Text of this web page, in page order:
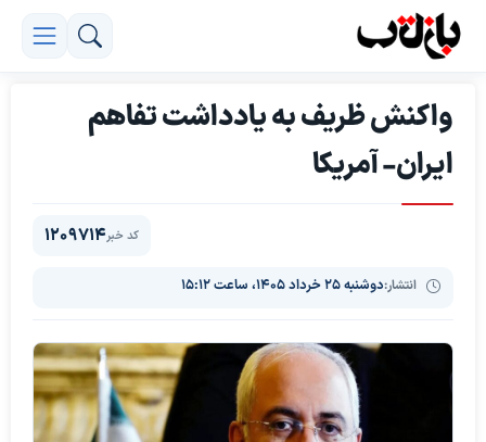
واکنش ظریف به یادداشت تفاهم
ایران- آمریکا
انتشار:دوشنبه ۲۵ خرداد ۱۴۰۵، ساعت ۱۵:۱۲
کد خبر1209714